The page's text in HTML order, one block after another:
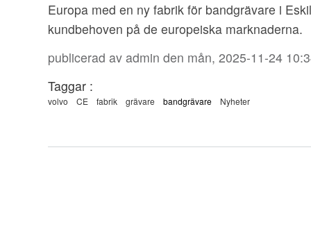
Europa med en ny fabrik för bandgrävare i
kundbehoven på de europeiska marknaderna.
publicerad av admin den mån, 2025-11-24
Taggar :
volvo CE fabrik grävare bandgrävare Nyheter